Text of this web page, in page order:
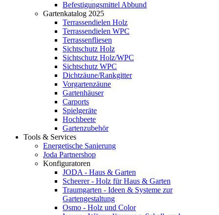
Befestigungsmittel Abbund
Gartenkatalog 2025
Terrassendielen Holz
Terrassendielen WPC
Terrassenfliesen
Sichtschutz Holz
Sichtschutz Holz/WPC
Sichtschutz WPC
Dichtzäune/Rankgitter
Vorgartenzäune
Gartenhäuser
Carports
Spielgeräte
Hochbeete
Gartenzubehör
Tools & Services
Energetische Sanierung
Joda Partnershop
Konfiguratoren
JODA - Haus & Garten
Scheerer - Holz für Haus & Garten
Traumgarten - Ideen & Systeme zur
Gartengestaltung
Osmo - Holz und Color